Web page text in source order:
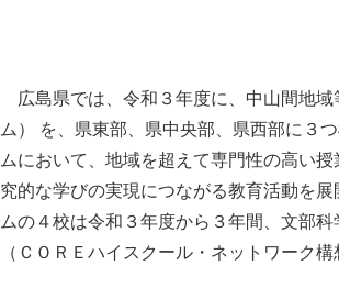
広島県では、令和３年度に、中山間地域
ム） を、県東部、県中央部、県西部に３
ムにおいて、地域を超えて専門性の高い
究的な学びの実現につながる教育活動を
ムの４校は令和３年度から３年間、文部
（ＣＯＲＥハイスクール・ネットワーク